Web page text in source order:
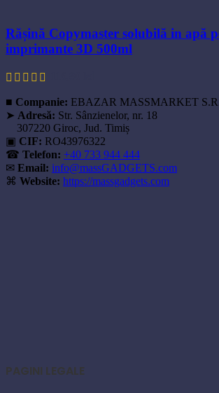
Rășină Copymaster solubilă in apă
imprimante 3D 500ml
■ Companie: EBAZAR MASSMARKET
➤ Adresă: Str. Sânzienelor, nr. 18
307220 Giroc, Jud. Timiș
▣ CIF: RO43976322
☎ Telefon: +40 733 944 444
✉ Email: info@massGADGETS.com
⌘ Website: https://massgadgets.com
PAGINI LEGALE